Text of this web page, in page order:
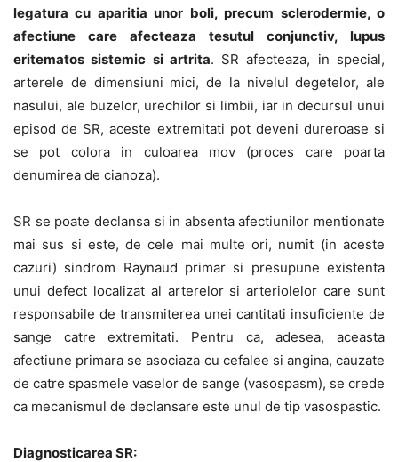
legatura cu aparitia unor boli, precum sclerodermie, o
afectiune care afecteaza tesutul conjunctiv, lupus
eritematos sistemic si artrita. SR afecteaza, in special,
arterele de dimensiuni mici, de la nivelul degetelor, ale
nasului, ale buzelor, urechilor si limbii, iar in decursul unui
episod de SR, aceste extremitati pot deveni dureroase si
se pot colora in culoarea mov (proces care poarta
denumirea de cianoza).
SR se poate declansa si in absenta afectiunilor mentionate
mai sus si este, de cele mai multe ori, numit (in aceste
cazuri) sindrom Raynaud primar si presupune existenta
unui defect localizat al arterelor si arteriolelor care sunt
responsabile de transmiterea unei cantitati insuficiente de
sange catre extremitati. Pentru ca, adesea, aceasta
afectiune primara se asociaza cu cefalee si angina, cauzate
de catre spasmele vaselor de sange (vasospasm), se crede
ca mecanismul de declansare este unul de tip vasospastic.
Diagnosticarea SR: